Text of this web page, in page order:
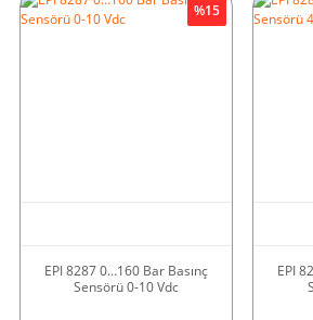
EPI 8287 0…160 Bar Basınç
Sensörü 0-10 Vdc
%15
EPI